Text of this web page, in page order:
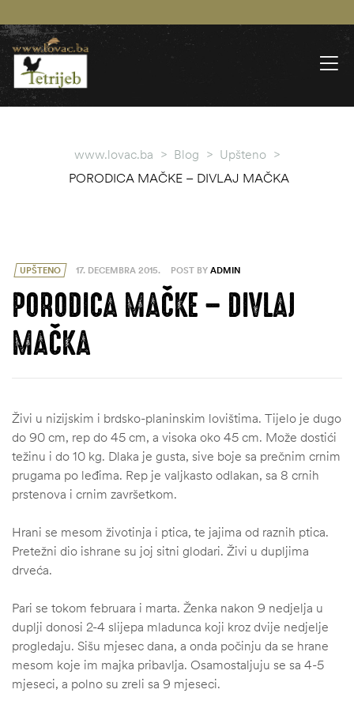
www.lovac.ba > Blog > Upšteno >
PORODICA MAČKE – DIVLAJ MAČKA
UPŠTENO 17. DECEMBRA 2015. POST BY ADMIN
PORODICA MAČKE – DIVLAJ
MAČKA
Živi u nizijskim i brdsko-planinskim lovištima. Tijelo je dugo
do 90 cm, rep do 45 cm, a visoka oko 45 cm. Može dostići
težinu i do 10 kg. Dlaka je gusta, sive boje sa prečnim crnim
prugama po leđima. Rep je valjkasto odlakan, sa 8 crnih
prstenova i crnim završetkom.
Hrani se mesom životinja i ptica, te jajima od raznih ptica.
Pretežni dio ishrane su joj sitni glodari. Živi u dupljima
drveća.
Pari se tokom februara i marta. Ženka nakon 9 nedjelja u
duplji donosi 2-4 slijepa mladunca koji kroz dvije nedjelje
progledaju. Sišu mjesec dana, a onda počinju da se hrane
mesom koje im majka pribavlja. Osamostaljuju se sa 4-5
mjeseci, a polno su zreli sa 9 mjeseci.